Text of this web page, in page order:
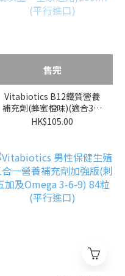
售完
Vitabiotics B12鐵質營養
補充劑(蜂蜜橙味)(適合3歲
或以上、全家適用)200ml
HK$105.00